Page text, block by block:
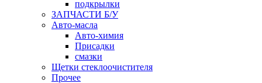
подкрылки
ЗАПЧАСТИ Б/У
Авто-масла
Авто-химия
Присадки
смазки
Щетки стеклоочистителя
Прочее